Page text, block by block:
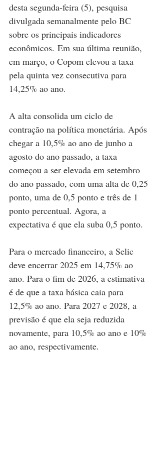
desta segunda-feira (5), pesquisa
divulgada semanalmente pelo BC
sobre os principais indicadores
econômicos. Em sua última reunião,
em março, o Copom elevou a taxa
pela quinta vez consecutiva para
14,25% ao ano.
A alta consolida um ciclo de
contração na política monetária. Após
chegar a 10,5% ao ano de junho a
agosto do ano passado, a taxa
começou a ser elevada em setembro
do ano passado, com uma alta de 0,25
ponto, uma de 0,5 ponto e três de 1
ponto percentual. Agora, a
expectativa é que ela suba 0,5 ponto.
Para o mercado financeiro, a Selic
deve encerrar 2025 em 14,75% ao
ano. Para o fim de 2026, a estimativa
é de que a taxa básica caia para
12,5% ao ano. Para 2027 e 2028, a
previsão é que ela seja reduzida
novamente, para 10,5% ao ano e 10%
ao ano, respectivamente.